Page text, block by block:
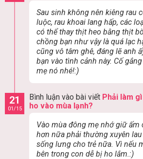
Sau sinh không nên kiêng rau
luộc, rau khoai lang hấp, các
có thể thay thịt heo bằng thịt
chồng bạn như vậy là quá lạc
cũng vô tâm ghê, đáng lẽ anh
bạn vào tình cảnh này. Cố
mẹ nó nhé!:)
21
01/15
Bình luận vào bài viết Phải làm
ho vào mùa lạnh?
Vào mùa đông mẹ nhớ giữ ấm
hơn nữa phải thường xuyên
sống lưng cho trẻ nữa. Vì nếu
bên trong con dễ bị ho lắm.:)